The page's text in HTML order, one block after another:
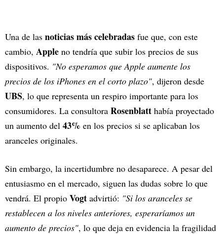
Una de las noticias más celebradas fue que, con este
cambio, Apple no tendría que subir los precios de sus
dispositivos. "No esperamos que Apple aumente los
precios de los iPhones en el corto plazo", dijeron desde
UBS, lo que representa un respiro importante para los
consumidores. La consultora Rosenblatt había proyectado
un aumento del 43% en los precios si se aplicaban los
aranceles originales.
Sin embargo, la incertidumbre no desaparece. A pesar del
entusiasmo en el mercado, siguen las dudas sobre lo que
vendrá. El propio Vogt advirtió: "Si los aranceles se
restablecen a los niveles anteriores, esperaríamos un
aumento de precios", lo que deja en evidencia la fragilidad